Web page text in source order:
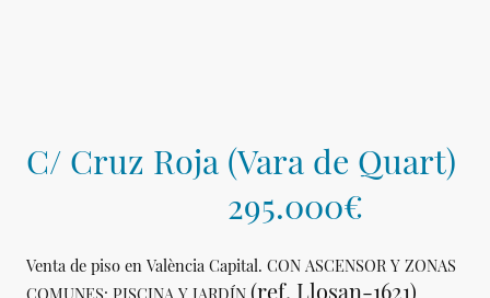
C/ Cruz Roja (Vara de Quart)
295.000€
Venta de piso en València Capital. CON ASCENSOR Y ZONAS
(ref. Llosan-1621)